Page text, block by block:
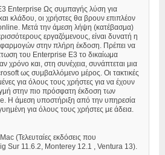
Enterprise Ως συμπαγής λύση για
κλάδου, οι χρήστες θα βρουν επιπλέον
Μετά την άμεση λήψη (κατέβασμα)
εργαζόμενους, είναι δυνατή η
στην πλήρη έκδοση. Πρέπει να
του Enterprise E3 το δικαίωμα
χρόνο και, στη συνέχεια, συνάπτεται μια
ως συμβαλλόμενο μέρος. Οι τακτικές
για όλους τους χρήστες για να έχουν
στην πιο πρόσφατη έκδοση των
Η άμεση υποστήριξη από την υπηρεσία
για όλους τους χρήστες με άδεια.
(Τελευταίες εκδόσεις που
Sur 11.6.2, Monterey 12.1 , Ventura 13).